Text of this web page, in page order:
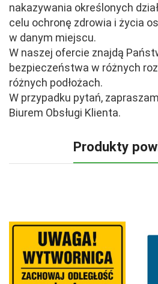
nakazywania określonych
celu ochronę zdrowia i życia
w danym miejscu.
W naszej ofercie znajdą
bezpieczeństwa w różnych
różnych podłożach.
W przypadku pytań,
Biurem Obsługi Klienta.
Produkty